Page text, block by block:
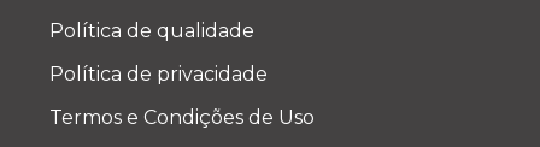
Política de qualidade
Política de privacidade
Termos e Condições de Uso